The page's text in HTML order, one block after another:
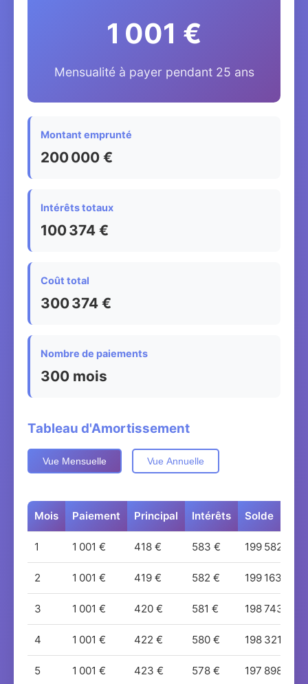
1 001 €
Mensualité à payer pendant 25 ans
Montant emprunté
200 000 €
Intérêts totaux
100 374 €
Coût total
300 374 €
Nombre de paiements
300 mois
Tableau d'Amortissement
Vue Mensuelle Vue Annuelle
Mois Paiement Principal Intérêts Solde
1 1 001 € 418 € 583 € 199 582 €
2 1 001 € 419 € 582 € 199 163 €
3 1 001 € 420 € 581 € 198 743 €
4 1 001 € 422 € 580 € 198 321 €
5 1 001 € 423 € 578 € 197 898 €